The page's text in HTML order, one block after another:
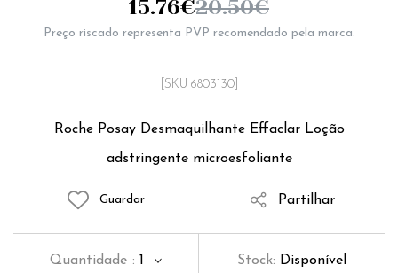
Roche Posay Desmaquilhante Effaclar Loção
adstringente microesfoliante
[SKU 6803130]
15.76€20.50€
Preço riscado representa PVP recomendado pela marca.
Guardar Partilhar
Quantidade : 1 Stock: Disponível